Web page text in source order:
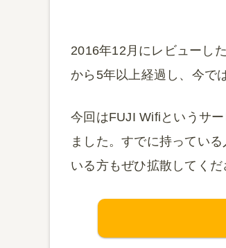
2016年12月にレビューした
から5年以上経過し、今で
今回はFUJI Wifiというサ
ました。すでに持ってい
いる方もぜひ拡散してくだ